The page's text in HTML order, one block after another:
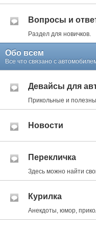
Вопросы и
Раздел для новичков.
Обо всем
Все что связано с
Девайсы для
Прикольные и
Новости
Перекличка
Здесь можно найти
Курилка
Анекдоты, юмор,